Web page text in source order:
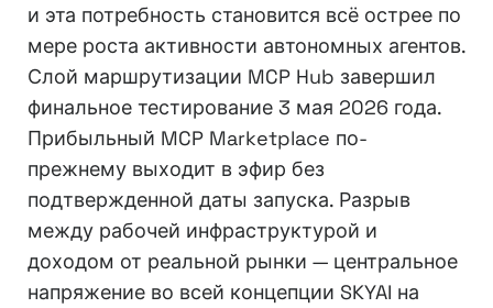
и эта потребность становится всё острее по
мере роста активности автономных агентов.
Слой маршрутизации MCP Hub завершил
финальное тестирование 3 мая 2026 года.
Прибыльный MCP Marketplace по-
прежнему выходит в эфир без
подтвержденной даты запуска. Разрыв
между рабочей инфраструктурой и
доходом от реальной рынки — центральное
напряжение во всей концепции SKYAI на